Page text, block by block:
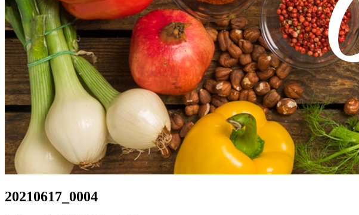
20210617_0004